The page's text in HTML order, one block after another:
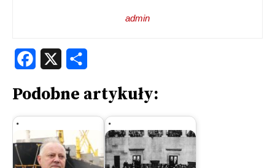
admin
Facebook
Podobne artykuły: